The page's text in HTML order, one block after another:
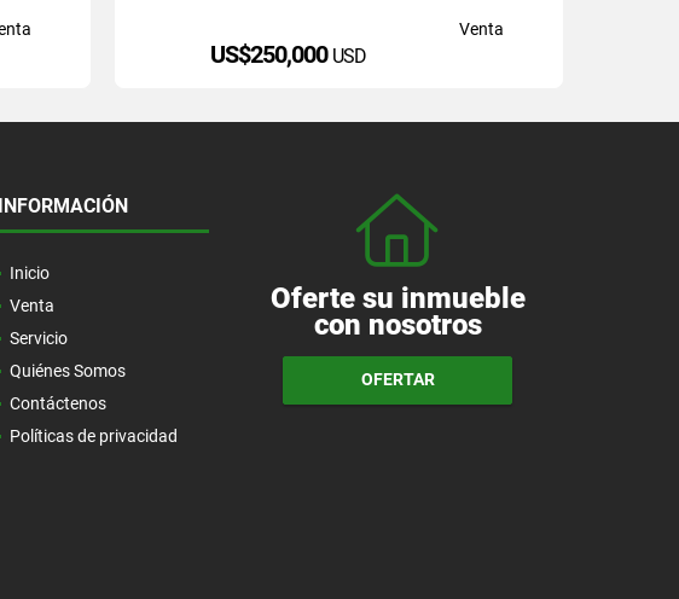
Venta
US$250,000 USD
INFORMACIÓN
Inicio
Venta
Servicio
Quiénes Somos
Contáctenos
Políticas de privacidad
Oferte su inmueble
con nosotros
OFERTAR